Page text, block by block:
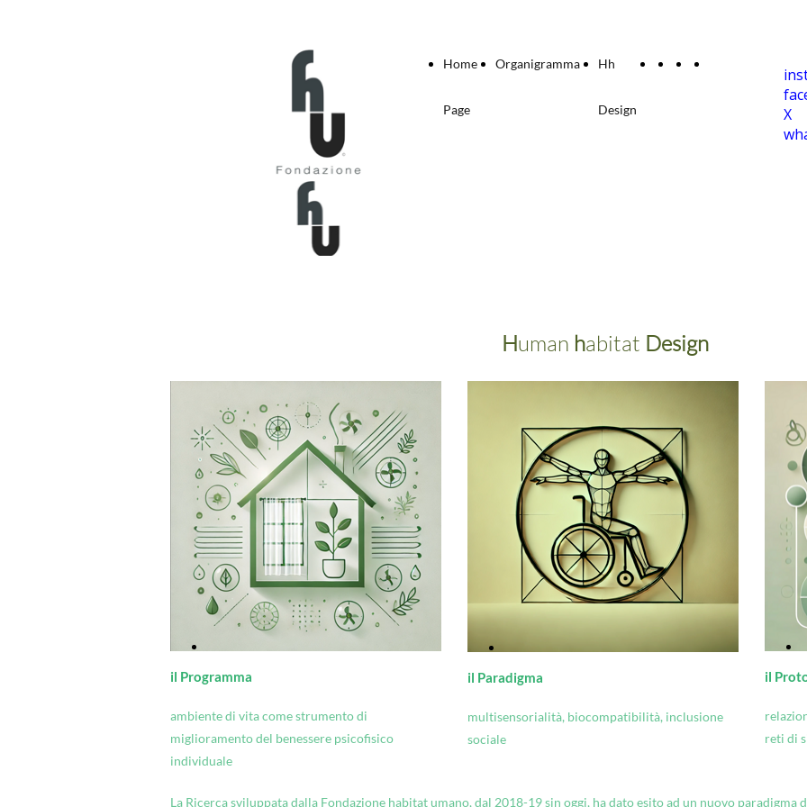
Home
Page
Organigramma Hh
Design
X
Human habitat Design
il Programma il
il Paradigma
ambiente di vita come strumento di
miglioramento del benessere psicofisico
individuale
reti di
multisensorialità, biocompatibilità, inclusione
sociale
La Ricerca sviluppata dalla Fondazione habitat umano, dal 2018-19 sin oggi, ha dato esito ad un nuovo